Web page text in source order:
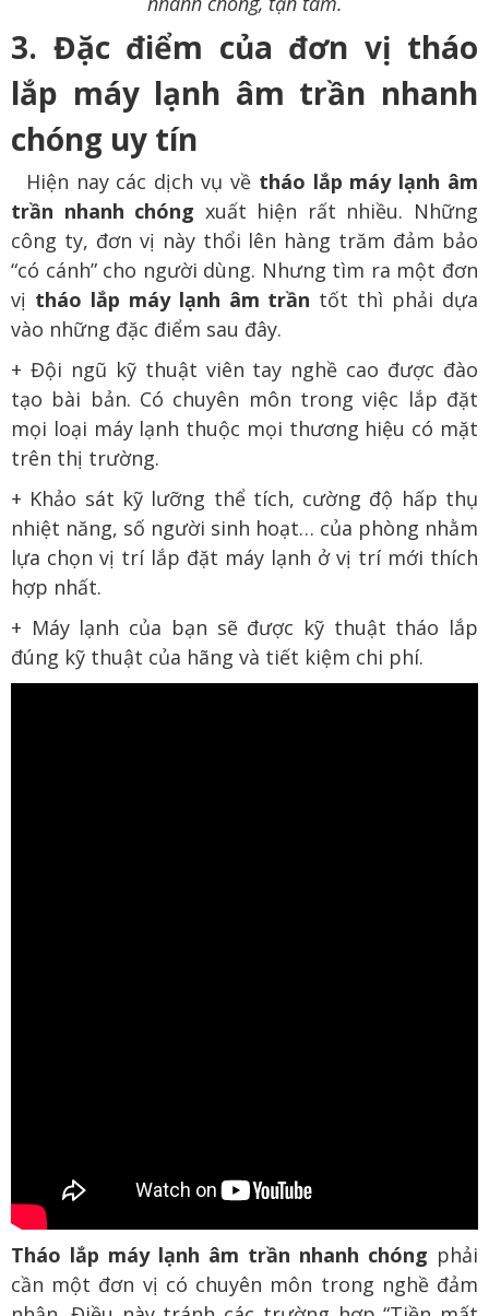
3. Đặc điểm của đơn vị tháo
lắp máy lạnh âm trần nhanh
chóng uy tín
Hiện nay các dịch vụ về tháo lắp máy lạnh âm
trần nhanh chóng xuất hiện rất nhiều. Những
công ty, đơn vị này thổi lên hàng trăm đảm bảo
“có cánh” cho người dùng. Nhưng tìm ra một đơn
vị tháo lắp máy lạnh âm trần tốt thì phải dựa
vào những đặc điểm sau đây.
+ Đội ngũ kỹ thuật viên tay nghề cao được đào
tạo bài bản. Có chuyên môn trong việc lắp đặt
mọi loại máy lạnh thuộc mọi thương hiệu có mặt
trên thị trường.
+ Khảo sát kỹ lưỡng thể tích, cường độ hấp thụ
nhiệt năng, số người sinh hoạt… của phòng nhằm
lựa chọn vị trí lắp đặt máy lạnh ở vị trí mới thích
hợp nhất.
+ Máy lạnh của bạn sẽ được kỹ thuật tháo lắp
đúng kỹ thuật của hãng và tiết kiệm chi phí.
Tháo lắp máy lạnh âm trần nhanh chóng phải
cần một đơn vị có chuyên môn trong nghề đảm